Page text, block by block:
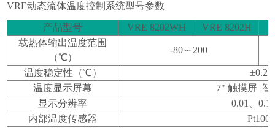
VRE动态流体温度控制系统型号参数
产品型号 VRE 8202WH VRE 8202H
载热体输出温度范围
（℃）
-80～ 200
温度稳定性（℃）
±0.2
温度显示屏幕
7" 触摸屏 智
显示分辨率
0.01 、0.1
内部温度传感器
Pt100